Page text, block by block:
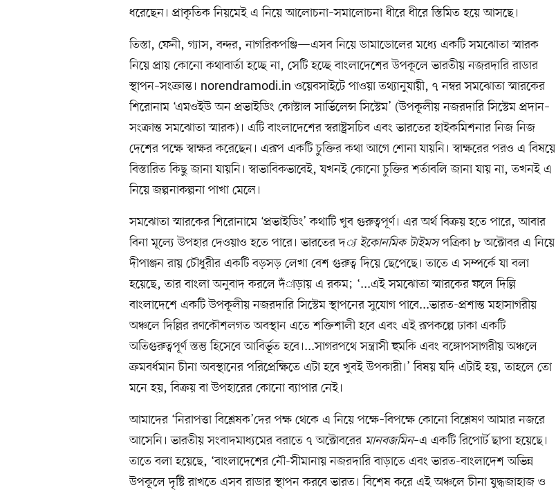
ধরেছেন। প্রাকৃতিক নিয়মেই এ নিয়ে আলোচনা–সমালোচনা ধীরে ধীরে স্তিমিত হয়ে আসছে।
তিস্তা, ফেনী, গ্যাস, বন্দর, নাগরিকপঞ্জি—এসব নিয়ে ডামাডোলের মধ্যে একটি সমঝোতা স্মারক
নিয়ে প্রায় কোনো কথাবার্তা হচ্ছে না, সেটি হচ্ছে বাংলাদেশের উপকূলে ভারতীয় নজরদারি রাডার
স্থাপন–সংক্রান্ত। norendramodi.in ওয়েবসাইটে পাওয়া তথ্যানুযায়ী, ৭ নম্বর সমঝোতা স্মারকের
শিরোনাম ‘এমওইউ অন প্রভাইডিং কোস্টাল সার্ভিলেন্স সিস্টেম’ (উপকূলীয় নজরদারি সিস্টেম প্রদান–
সংক্রান্ত সমঝোতা স্মারক)। এটি বাংলাদেশের স্বরাষ্ট্রসচিব এবং ভারতের হাইকমিশনার নিজ নিজ
দেশের পক্ষে স্বাক্ষর করেছেন। এরূপ একটি চুক্তির কথা আগে শোনা যায়নি। স্বাক্ষরের পরও এ বিষয়ে
বিস্তারিত কিছু জানা যায়নি। স্বাভাবিকভাবেই, যখনই কোনো চুক্তির শর্তাবলি জানা যায় না, তখনই এ
নিয়ে জল্পনাকল্পনা পাখা মেলে।
সমঝোতা স্মারকের শিরোনামে ‘প্রভাইডিং’ কথাটি খুব গুরুত্বপূর্ণ। এর অর্থ বিক্রয় হতে পারে, আবার
বিনা মূল্যে উপহার দেওয়াও হতে পারে। ভারতের দ্য ইকোনমিক টাইমসপত্রিকা ৮ অক্টোবর এ নিয়ে
দীপাঞ্জন রায় চৌধুরীর একটি বড়সড় লেখা বেশ গুরুত্ব দিয়ে ছেপেছে। তাতে এ সম্পর্কে যা বলা
হয়েছে, তার বাংলা অনুবাদ করলে দঁাড়ায় এ রকম; ‘...এই সমঝোতা স্মারকের ফলে দিল্লি
বাংলাদেশে একটি উপকূলীয় নজরদারি সিস্টেম স্থাপনের সুযোগ পাবে...ভারত-প্রশান্ত মহাসাগরীয়
অঞ্চলে দিল্লির রণকৌশলগত অবস্থান এতে শক্তিশালী হবে এবং এই রূপকল্পে ঢাকা একটি
অতিগুরুত্বপূর্ণ স্তম্ভ হিসেবে আবির্ভূত হবে।...সাগরপথে সন্ত্রাসী হুমকি এবং বঙ্গোপসাগরীয় অঞ্চলে
ক্রমবর্ধমান চীনা অবস্থানের পরিপ্রেক্ষিতে এটা হবে খুবই উপকারী।’ বিষয় যদি এটাই হয়, তাহলে তো
মনে হয়, বিক্রয় বা উপহারের কোনো ব্যাপার নেই।
আমাদের ‘নিরাপত্তা বিশ্লেষক’দের পক্ষ থেকে এ নিয়ে পক্ষে–বিপক্ষে কোনো বিশ্লেষণ আমার নজরে
আসেনি। ভারতীয় সংবাদমাধ্যমের বরাতে ৭ অক্টোবরের মানবজমিন–এ একটি রিপোর্ট ছাপা হয়েছে।
তাতে বলা হয়েছে, ‘বাংলাদেশের নৌ-সীমানায় নজরদারি বাড়াতে এবং ভারত-বাংলাদেশ অভিন্ন
উপকূলে দৃষ্টি রাখতে এসব রাডার স্থাপন করবে ভারত। বিশেষ করে এই অঞ্চলে চীনা যুদ্ধজাহাজ ও